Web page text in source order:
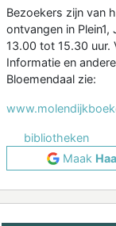
Bezoekers zijn van
ontvangen in
13.00 tot 15.30 uur.
Informatie en
Bloemendaal zie:
bibliotheken
Maak